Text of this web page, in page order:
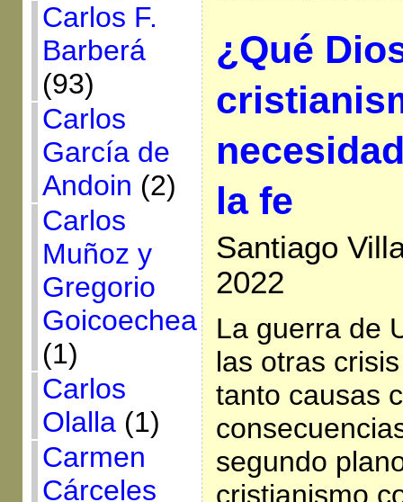
Carlos F.
Barberá
(93)
Carlos
García de
Andoin (2)
Carlos
Muñoz y
Gregorio
Goicoechea
(1)
Carlos
Olalla(1)
Carmen
Cárceles
¿Qué
la fe
Santiago
2022
La guerra de
las otras
tanto causas
segundo
cristianismo